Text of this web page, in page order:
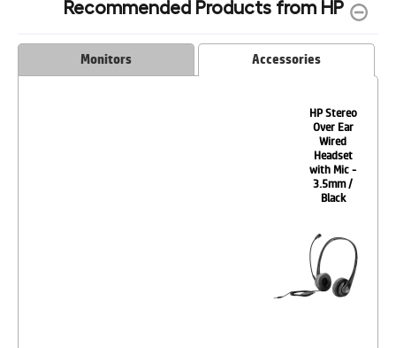
Recommended Products from HP
Accessories
Monitors
HP Stereo
Over Ear
Wired
Headset
with Mic -
3.5mm /
Black